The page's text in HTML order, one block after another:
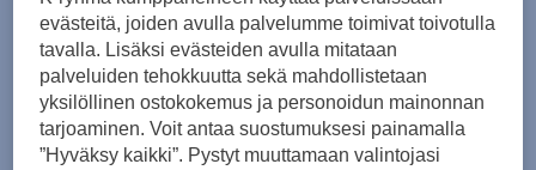
evästeitä, joiden avulla palvelumme toimivat toivotulla
tavalla. Lisäksi evästeiden avulla mitataan
palveluiden tehokkuutta sekä mahdollistetaan
yksilöllinen ostokokemus ja personoidun mainonnan
tarjoaminen. Voit antaa suostumuksesi painamalla
”Hyväksy kaikki”. Pystyt muuttamaan valintojasi